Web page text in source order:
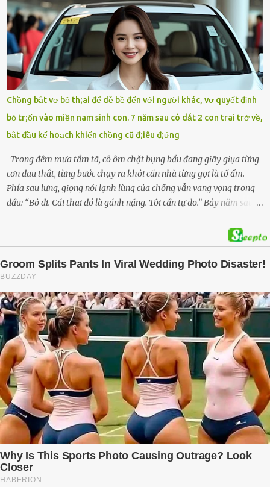
– rồi để lại xe máy trên cầu, ôm theo 2 con gái nhỏ nhảy xuống
sông. Người thân và hàng xóm ngóng chờ thông tin tìm kiếm 3 bố
con mất tích trên sông Lam sau vụ nhảy cầu. Ảnh: Hải Dương Tại
hiện trường, người dân phát hiện một chiếc xe máy mang biển kiểm
soát Nghệ An cùng hai chiếc cặp học sinh. Ngay trong đêm, lực
lượng chức năng phối hợp cùng các đội cứu hộ tình nguyện triển
khai tìm kiếm. Danh tính các nạn nhân được xác định là anh V.V.D.
và 2 con gái là cháu V.H.B. (SN 2020) và V.G.T. (SN 2021). Hai cháu là
con của anh D. và chị B.T.Y. (SN 1999). Lực lượng cứu hộ đã tiến hành
bàn giao t...
Chồng bắt vợ bỏ th;ai để dễ bề đến với người khác, vợ quyết định
bỏ tr;ốn vào miền nam sinh con. 7 năm sau cô dắt 2 con trai trở về,
bắt đầu kế hoạch khiến chồng cũ đ;iêu đ;ứng
Trong đêm mưa tầm tã, cô ôm chặt bụng bầu đang giãy giụa từng
cơn đau thắt, từng bước chạy ra khỏi căn nhà từng gọi là tổ ấm.
Phía sau lưng, giọng nói lạnh lùng của chồng vẫn vang vọng trong
đầu: “Bỏ đi. Cái thai đó là gánh nặng. Tôi cần tự do.” Bảy năm sau,
kế hoạch được chuẩn bị kỹ lưỡng để người đàn ông phản bội ấy
phải trả giá … Hà Nội, mùa thu năm 2018, cái lạnh len lỏi qua từng
khe cửa gỗ cũ kỹ. Trong một căn biệt thự sang trọng ở phố Tây Hồ,
Ngọc Anh ngồi lặng lẽ trên ghế sofa, tay đặt lên bụng – nơi hai sinh
phải sống trong sợ hãi khi mang thai, đặc biệt là sợ… chính chồng
mình. Trí – người chồng mà cô từng yêu đến mù quáng, đã không
còn là người đàn ông của ngày đầu. Thành đạt, quyền lực, nhưng
cũng dối trá và lạnh lùng. Gần đây, anh hay về muộn, thậm chí có
đêm không về. Và rồi, trong một bữa cơm tối vắng lặng, Trí ném
xuống bàn ly n...